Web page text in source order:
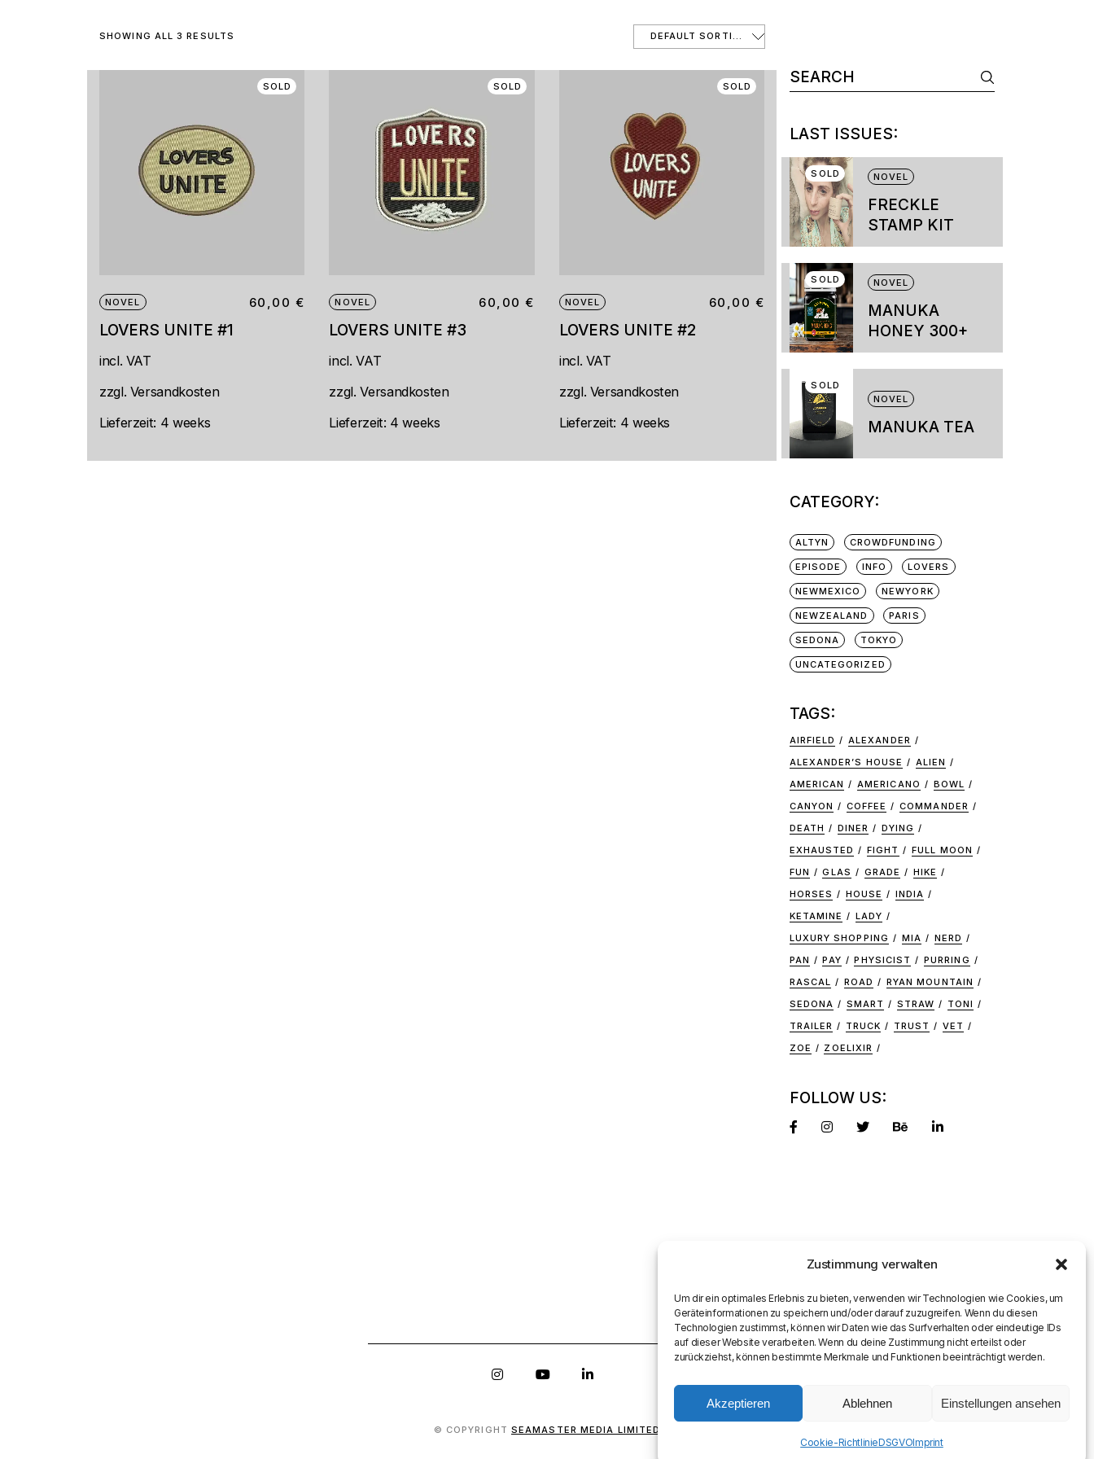
Zustimmung verwalten
Um dir ein optimales Erlebnis zu bieten, verwenden wir Technologien wie Cookies, um
Geräteinformationen zu speichern und/oder darauf zuzugreifen. Wenn du diesen
Technologien zustimmst, können wir Daten wie das Surfverhalten oder eindeutige IDs
auf dieser Website verarbeiten. Wenn du deine Zustimmung nicht erteilst oder
zurückziehst, können bestimmte Merkmale und Funktionen beeinträchtigt werden.
Akzeptieren Ablehnen Einstellungen ansehen
Cookie-RichtlinieDSGVOImprint
SHOWING ALL 3 RESULTS DEFAULT SORTING
SOLD
NOVEL
LOVERS UNITE #1
60,00 €
incl. VAT
zzgl. Versandkosten
Lieferzeit: 4 weeks
SOLD
NOVEL
LOVERS UNITE #3
60,00€
incl. VAT
zzgl.Versandkosten
Lieferzeit: 4 weeks
SOLD
NOVEL
LOVERS UNITE #2
60,00 €
incl. VAT
zzgl. Versandkosten
Lieferzeit: 4 weeks
Search
for:
LAST ISSUES:
SOLD NOVEL
FRECKLE
STAMP KIT
has
multiple
The
options
chosen
on
the
product
page
SOLD NOVEL
MANUKA
HONEY 300+
SOLD
NOVEL
MANUKA TEA
CATEGORY:
ALTYN CROWDFUNDING
EPISODE INFO LOVERS
NEWMEXICO NEWYORK
NEWZEALAND PARIS
SEDONA TOKYO
UNCATEGORIZED
TAGS:
AIRFIELD
ALEXANDER
ALEXANDER’S HOUSE
ALIEN
AMERICAN
AMERICANO
BOWL
CANYON
COFFEE
COMMANDER
DEATH
DINER
DYING
EXHAUSTED
FIGHT
FULL MOON
FUN
GLAS GRADE
HIKE
HORSES
HOUSE
INDIA
KETAMINE
LADY
LUXURY SHOPPING
MIA
NERD
PAN
PAY PHYSICIST
PURRING
RASCAL
ROAD
RYAN MOUNTAIN
SEDONA
SMART STRAW
TONI
TRAILER
TRUCK TRUST
VET
ZOE
ZOELIXIR
FOLLOW US:
© COPYRIGHT SEAMASTER MEDIA LIMITED